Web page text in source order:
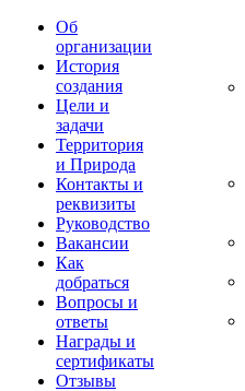
Об
организации
История
создания
Цели и
задачи
Территория
и Природа
Контакты и
реквизиты
Руководство
Вакансии
Как
добраться
Вопросы и
ответы
Награды и
сертификаты
Отзывы